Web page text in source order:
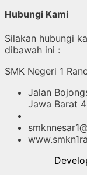
Hubungi Kami
Silakan hubungi
dibawah ini :
SMK Negeri 1
Jalan
Jawa Barat